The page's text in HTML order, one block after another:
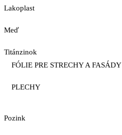
Lakoplast
Meď
Titánzinok
FÓLIE PRE STRECHY A FASÁDY
PLECHY
Pozink